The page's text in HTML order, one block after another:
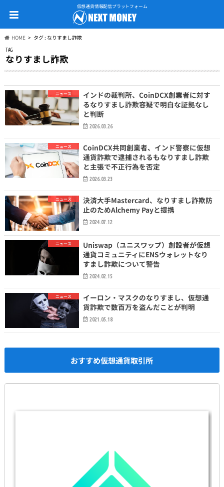
仮想通貨情報配信プラットフォーム
HOME タグ : なりすまし詐欺
TAG
なりすまし詐欺
ニュース
インドの裁判所、CoinDCX創業者に対す
るなりすまし詐欺容疑で明白な証拠なし
と判断
2026.03.26
ニュース
CoinDCX共同創業者、インド警察に仮想
通貨詐欺で逮捕されるもなりすまし詐欺
と主張で不正行為を否定
2026.03.23
ニュース
決済大手Mastercard、なりすまし詐欺防
止のためAlchemy Payと提携
2024.07.12
ニュース
Uniswap（ユニスワップ）創設者が仮想
通貨コミュニティにENSウォレットなり
すまし詐欺について警告
2024.02.15
ニュース
イーロン・マスクのなりすまし、仮想通
貨詐欺で数百万を盗んだことが判明
2021.05.18
おすすめ仮想通貨取引所